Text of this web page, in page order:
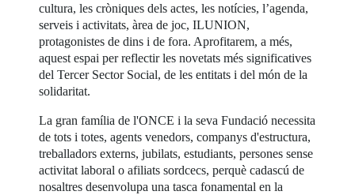
cultura, les cròniques dels actes, les notícies, l’agenda,
serveis i activitats, àrea de joc, ILUNION,
protagonistes de dins i de fora. Aprofitarem, a més,
aquest espai per reflectir les novetats més significatives
del Tercer Sector Social, de les entitats i del món de la
solidaritat.
La gran família de l'ONCE i la seva Fundació necessita
de tots i totes, agents venedors, companys d'estructura,
treballadors externs, jubilats, estudiants, persones sense
activitat laboral o afiliats sordcecs, perquè cadascú de
nosaltres desenvolupa una tasca fonamental en la